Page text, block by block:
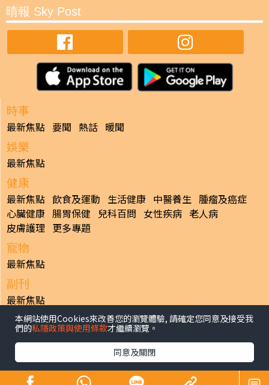
晴報 Sky Post
時事
最新焦點 要聞 熱話 暖聞
娛樂
最新焦點
健康
最新焦點 飲食及運動 生活健康 中醫養生 腫瘤及癌症
心臟健康 腸胃保健 兒科百問 女性疾病 老人病
皮膚護理 更多專題
寵物
最新焦點
副刊
最新焦點
日報
揭頁版 港聞 財經/地產 中國/國際
體育 專題/人物
香港經濟日報版權所有©2026
本網站使用Cookies來改善您的瀏覽體驗, 請確定您同意及接受我
們的私隱政策與使用條款才繼續瀏覽。
同意及關閉